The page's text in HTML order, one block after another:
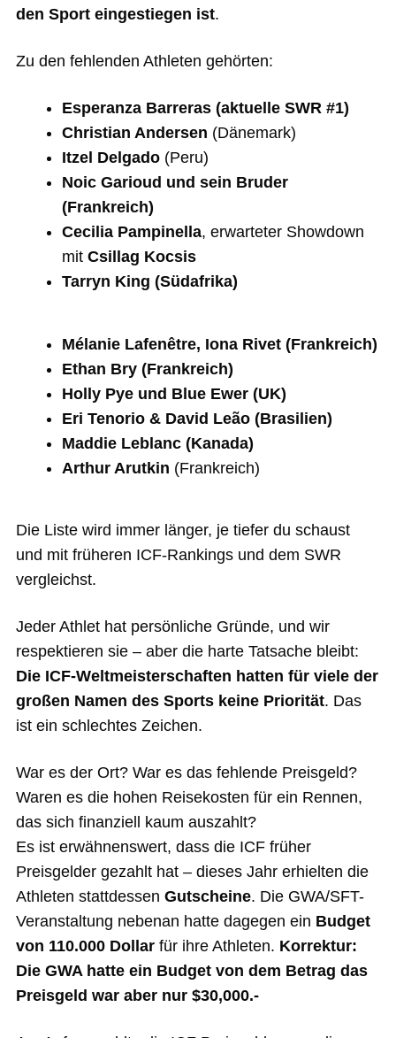
den Sport eingestiegen ist.
Zu den fehlenden Athleten gehörten:
Esperanza Barreras (aktuelle SWR #1)
Christian Andersen (Dänemark)
Itzel Delgado (Peru)
Noic Garioud und sein Bruder
(Frankreich)
Cecilia Pampinella, erwarteter Showdown
mitCsillag Kocsis
Tarryn King (Südafrika)
Mélanie Lafenêtre, Iona Rivet (Frankreich)
Ethan Bry (Frankreich)
Holly Pye und Blue Ewer (UK)
Eri Tenorio & David Leão (Brasilien)
Maddie Leblanc (Kanada)
Arthur Arutkin (Frankreich)
Die Liste wird immer länger, je tiefer du schaust
und mit früheren ICF-Rankings und dem SWR
vergleichst.
Jeder Athlet hat persönliche Gründe, und wir
respektieren sie – aber die harte Tatsache bleibt:
Die ICF-Weltmeisterschaften hatten für viele der
großen Namen des Sports keine Priorität. Das
ist ein schlechtes Zeichen.
War es der Ort? War es das fehlende Preisgeld?
Waren es die hohen Reisekosten für ein Rennen,
das sich finanziell kaum auszahlt?
Es ist erwähnenswert, dass die ICF früher
Preisgelder gezahlt hat – dieses Jahr erhielten die
Athleten stattdessen Gutscheine. Die GWA/SFT-
Veranstaltung nebenan hatte dagegen ein Budget
von 110.000 Dollarfür ihre Athleten. Korrektur:
Die GWA hatte ein Budget von dem Betrag das
Preisgeld war aber nur $30,000.-